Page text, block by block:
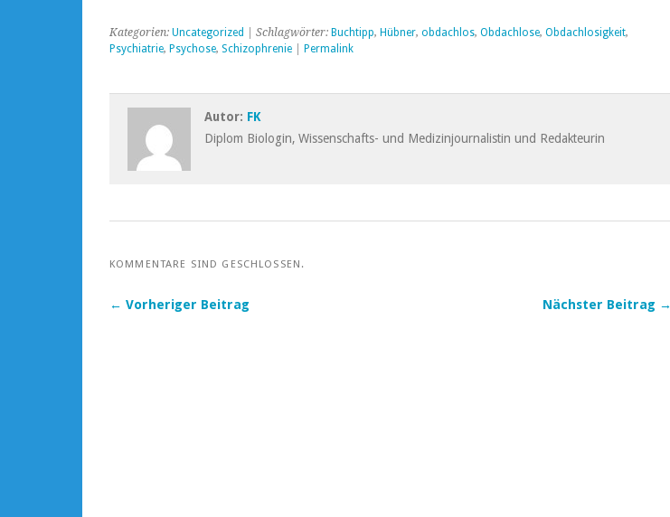
Kategorien: Uncategorized | Schlagwörter: Buchtipp, Hübner, obdachlos, Obdachlose, Obdachlosigkeit,
Psychiatrie, Psychose, Schizophrenie Permalink
Autor: FK
Diplom Biologin, Wissenschafts- und Medizinjournalistin und Redakteurin
KOMMENTARE SIND GESCHLOSSEN.
← Vorheriger Beitrag Nächster Beitrag →